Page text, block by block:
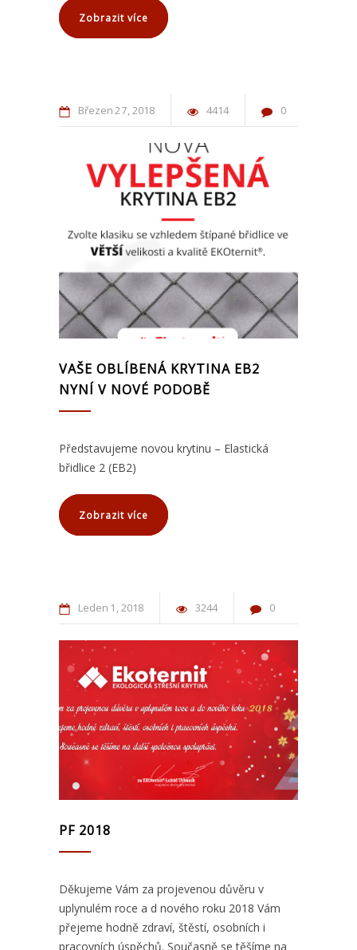
Zobrazit více
Březen27 2018 4414 0
VAŠE OBLÍBENÁ KRYTINA EB2
NYNÍ V NOVÉ PODOBĚ
Představujeme novou krytinu – Elastická
břidlice 2 (EB2)
Zobrazit více
Leden 1 2018 3244 0
PF 2018
Děkujeme Vám za projevenou důvěru v
uplynulém roce a d nového roku 2018 Vám
přejeme hodně zdraví, štěstí, osobních i
pracovních úspěchů. Současně se těšíme na